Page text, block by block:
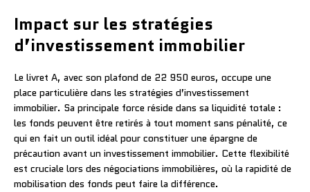
Impact sur les stratégies
d’investissement immobilier
Le livret A, avec son plafond de 22 950 euros, occupe une
place particulière dans les stratégies d’investissement
immobilier. Sa principale force réside dans sa liquidité totale :
les fonds peuvent être retirés à tout moment sans pénalité, ce
qui en fait un outil idéal pour constituer une épargne de
précaution avant un investissement immobilier. Cette flexibilité
est cruciale lors des négociations immobilières, où la rapidité de
mobilisation des fonds peut faire la différence.